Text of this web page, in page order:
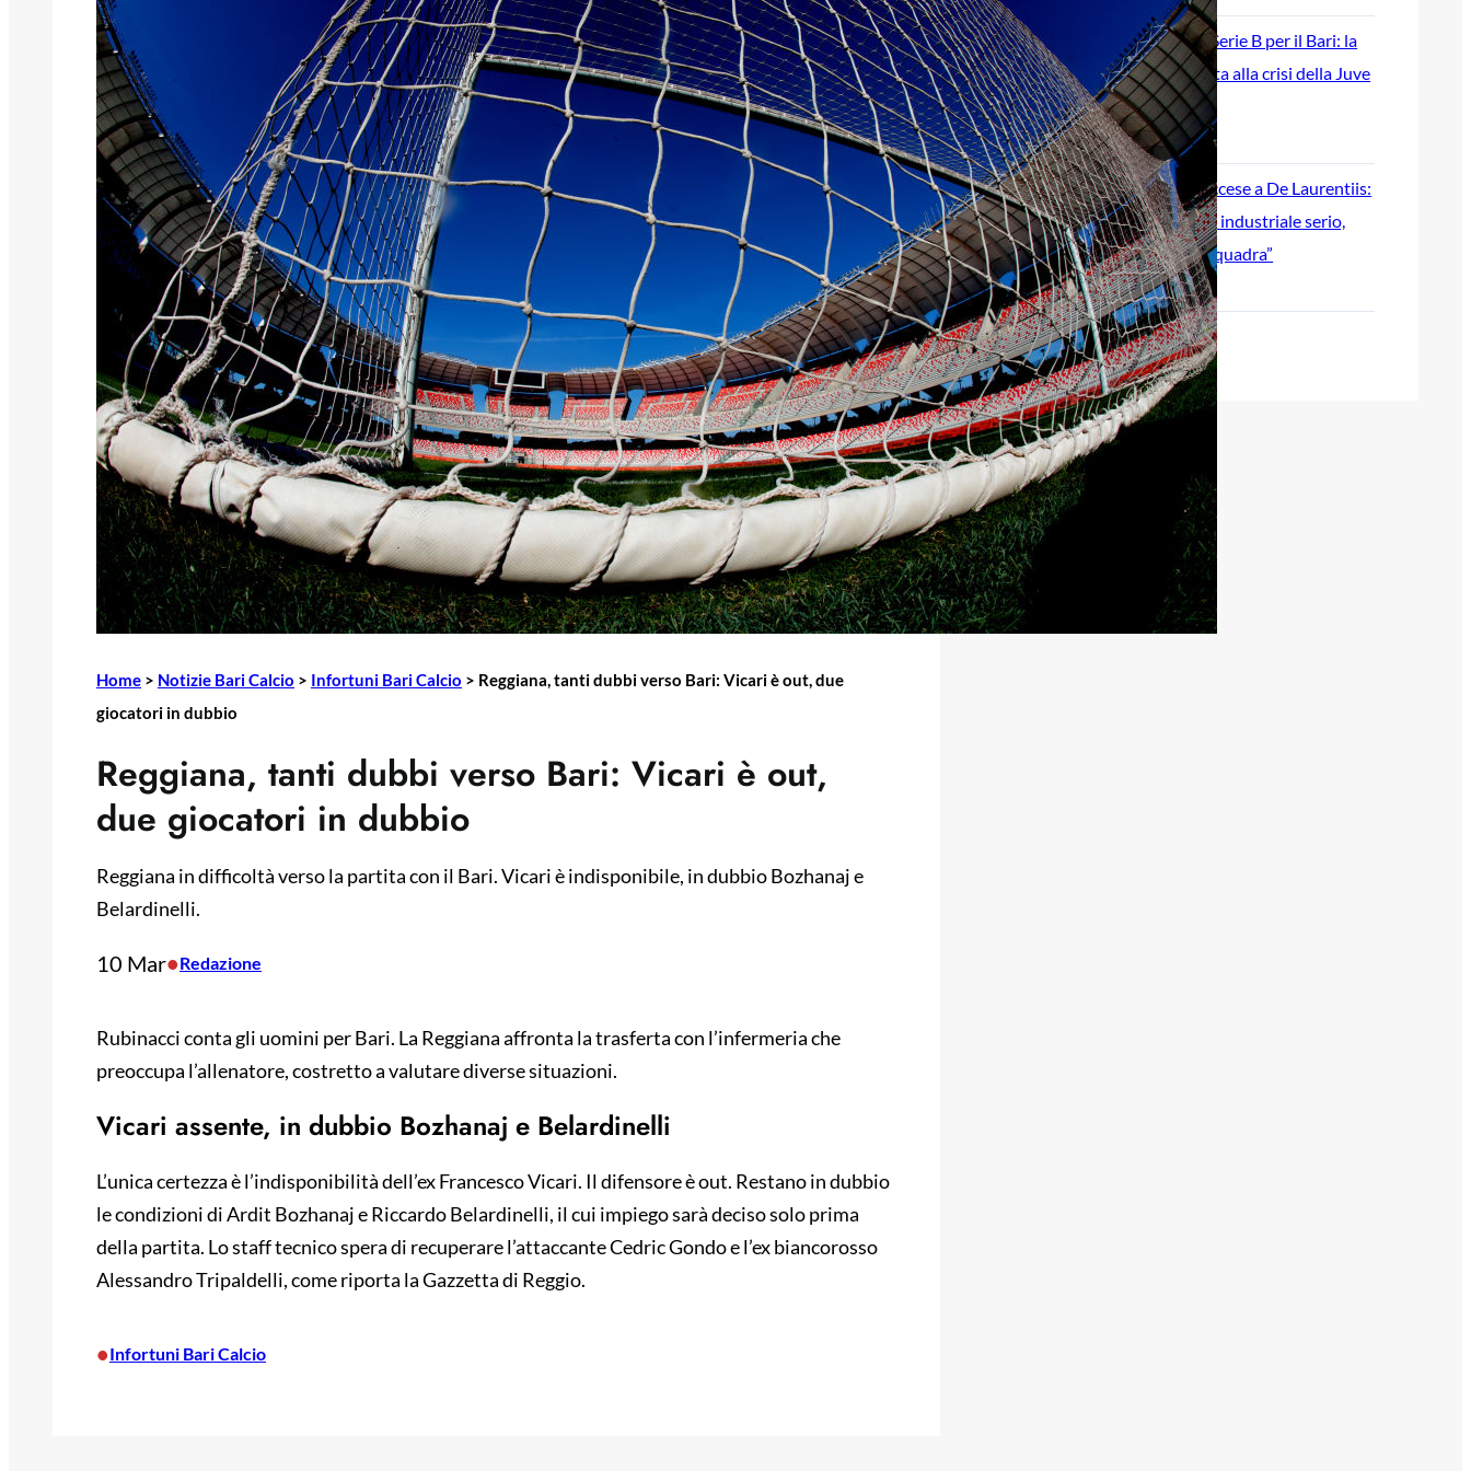
Home > Notizie Bari Calcio > Infortuni Bari Calcio > Reggiana, tanti dubbi verso Bari: Vicari è out, due
giocatori in dubbio
Reggiana, tanti dubbi verso Bari: Vicari è out,
due giocatori in dubbio
Reggiana in difficoltà verso la partita con il Bari. Vicari è indisponibile, in dubbio Bozhanaj e
Belardinelli.
10 Mar•Redazione
Rubinacci conta gli uomini per Bari. La Reggiana affronta la trasferta con l’infermeria che
preoccupa l’allenatore, costretto a valutare diverse situazioni.
Vicari assente, in dubbio Bozhanaj e Belardinelli
L’unica certezza è l’indisponibilità dell’ex Francesco Vicari. Il difensore è out. Restano in dubbio
le condizioni di Ardit Bozhanaj e Riccardo Belardinelli, il cui impiego sarà deciso solo prima
della partita. Lo staff tecnico spera di recuperare l’attaccante Cedric Gondo e l’ex biancorosso
Alessandro Tripaldelli, come riporta la Gazzetta di Reggio.
•Infortuni Bari Calcio
Ripescaggio in Serie B per il Bari: la
speranza è legata alla crisi della Juve
Stabia
28 Maggio 2026
Futuro Bari, Leccese a De Laurentiis:
“Serve un piano industriale serio,
non siamo una seconda squadra”
27 Maggio 2026